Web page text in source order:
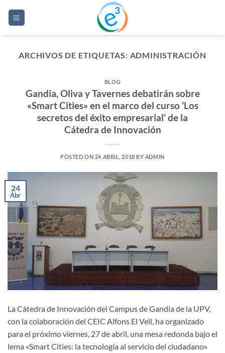
ARCHIVOS DE ETIQUETAS: ADMINISTRACIÓN
BLOG
Gandia, Oliva y Tavernes debatirán sobre
«Smart Cities» en el marco del curso ‘Los
secretos del éxito empresarial’ de la
Cátedra de Innovación
POSTED ON 24 ABRIL, 2018 BY ADMIN
24
Abr
La Cátedra de Innovación del Campus de Gandia de la UPV,
con la colaboración del CEIC Alfons El Vell, ha organizado
para el próximo viernes, 27 de abril, una mesa redonda bajo el
lema «Smart Cities: la tecnología al servicio del ciudadano»